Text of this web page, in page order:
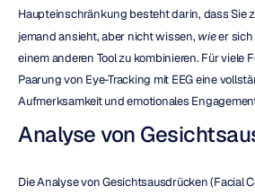
Haupteinschränkung besteht darin, dass Sie
jemand ansieht, aber nicht wissen, wie er sich
einem anderen Tool zu kombinieren. Für viele
Paarung von Eye-Tracking mit EEG eine
Aufmerksamkeit und emotionales
Analyse von
Die Analyse von Gesichtsausdrücken (Facial